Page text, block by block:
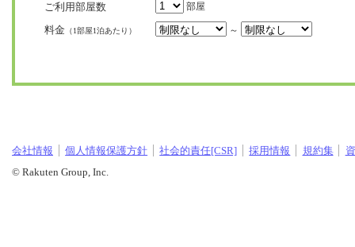
ご利用部屋数 部屋
料金 （1部屋1泊あたり） ～
会社情報 個人情報保護方針 社会的責任[CSR] 採用情報 規約集
© Rakuten Group, Inc.